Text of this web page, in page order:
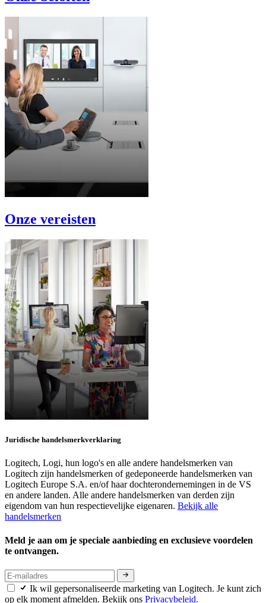
Onze vereisten
Juridische handelsmerkverklaring
Logitech, Logi, hun logo's en alle andere handelsmerken van
Logitech zijn handelsmerken of gedeponeerde handelsmerken van
Logitech Europe S.A. en/of haar dochterondernemingen in de VS
en andere landen. Alle andere handelsmerken van derden zijn
eigendom van hun respectievelijke eigenaren. Bekijk alle
handelsmerken
Meld je aan om je speciale aanbieding en exclusieve voordelen
te ontvangen.
Ik wil gepersonaliseerde marketing van Logitech. Je kunt zich
op elk moment afmelden. Bekijk ons Privacybeleid.